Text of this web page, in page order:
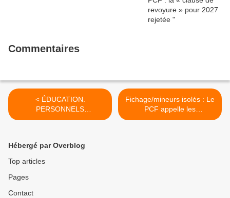
Commentaires
< ÉDUCATION.
PERSONNELS
ENSEIGNANTS
ARCHERS ! (L’HUMANITE -
Mardi 23 Juillet 2019 -
Fichage/mineurs isolés : Le
PCF appelle les
départements à s'opposer
Hébergé par Overblog
Top articles
Pages
Contact